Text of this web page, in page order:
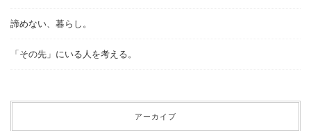
諦めない、暮らし。
「その先」にいる人を考える。
アーカイブ